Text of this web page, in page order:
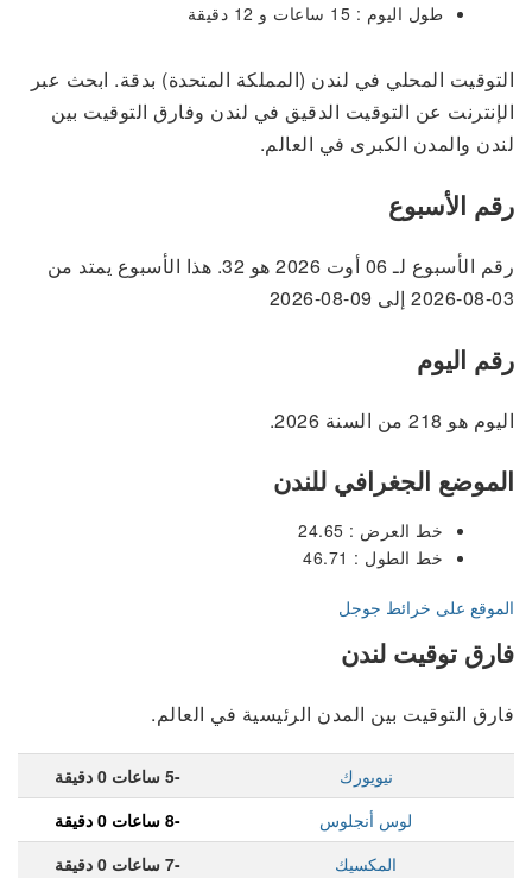
طول اليوم : 15 ساعات و 12 دقيقة
التوقيت المحلي في لندن (المملكة المتحدة) بدقة. ابحث عبر
الإنترنت عن التوقيت الدقيق في لندن وفارق التوقيت بين
لندن والمدن الكبرى في العالم.
رقم الأسبوع
رقم الأسبوع لـ 06 أوت 2026 هو 32. هذا الأسبوع يمتد من
03-08-2026 إلى 09-08-2026
رقم اليوم
اليوم هو 218 من السنة 2026.
الموضع الجغرافي للندن
خط العرض : 24.65
خط الطول : 46.71
الموقع على خرائط جوجل
فارق توقيت لندن
فارق التوقيت بين المدن الرئيسية في العالم.
نيويورك
-5 ساعات 0 دقيقة
لوس أنجلوس
-8 ساعات 0 دقيقة
المكسيك
-7 ساعات 0 دقيقة